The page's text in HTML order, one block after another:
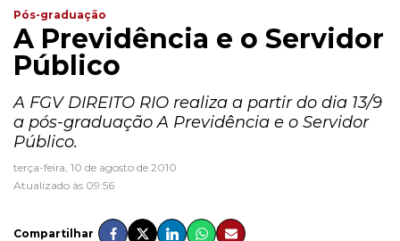
Pós-graduação
A Previdência e o Servidor
Público
A FGV DIREITO RIO realiza a partir do dia 13/9
a pós-graduação A Previdência e o Servidor
Público.
terça-feira, 10 de agosto de 2010
Atualizado às 09:56
Compartilhar